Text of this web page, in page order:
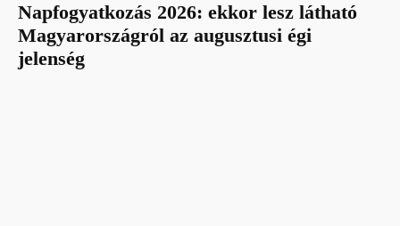
Napfogyatkozás 2026: ekkor lesz látható
Magyarországról az augusztusi égi
jelenség